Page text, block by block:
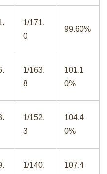
1/171.
0
99.60%
1/163.
8
101.1
0%
1/152.
3
104.4
0%
1/140.
107.4